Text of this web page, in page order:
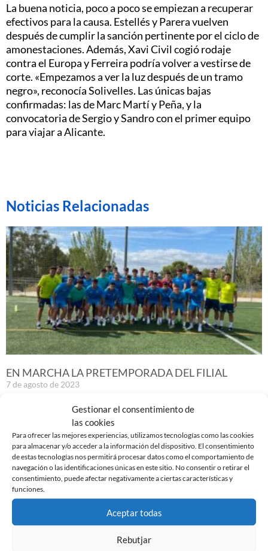
Gestionar el consentimiento de
las cookies
Para ofrecer las mejores experiencias, utilizamos tecnologías como las cookies
para almacenar y/o acceder a la información del dispositivo. El consentimiento
de estas tecnologías nos permitirá procesar datos como el comportamiento de
navegación o las identificaciones únicas en este sitio. No consentir o retirar el
consentimiento, puede afectar negativamente a ciertas características y
funciones.
Aceptar todas
Rebutjar
La buena noticia, poco a poco se empiezan a recuperar
efectivos para la causa. Estellés y Parera vuelven
después de cumplir la sanción pertinente por el ciclo de
amonestaciones. Además, Xavi Civil cogió rodaje
contra el Europa y Ferreira podría volver a vestirse de
corte. «Empezamos a ver la luz después de un tramo
negro», reconocía Solivelles. Las únicas bajas
confirmadas: las de Marc Martí y Peña, y la
convocatoria de Sergio y Sandro con el primer equipo
para viajar a Alicante.
Noticias Relacionadas
EN MARCHA LA PRETEMPORADA DEL FILIAL
7 de agosto de 2023